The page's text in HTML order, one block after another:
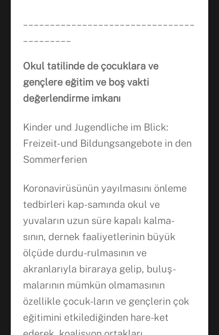
Okul tatilinde de çocuklara ve
gençlere eğitim ve boş vakti
değerlendirme imkanı
Kinder und Jugendliche im Blick:
Freizeit- und Bildungsangebote in den
Sommerferien
Koronavirüsünün yayılmasını önleme
tedbirleri kap-samında okul ve
yuvaların uzun süre kapalı kalma-
sının, dernek faaliyetlerinin büyük
ölçüde durdu-rulmasının ve
akranlarıyla biraraya gelip, buluş-
malarının mümkün olmamasının
özellikle çocuk-ların ve gençlerin çok
eğitimini etkilediğinden hare-ket